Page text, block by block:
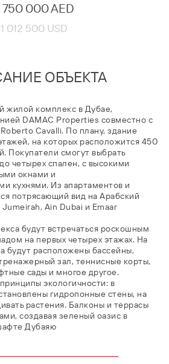
750 000 AED
1 012 500 USD
ОБЪЕКТА
жилой комплекс в Дубае,
DAMAC Properties совместно с
Cavalli. По плану, здание
на которых расположится 450
Покупатели смогут выбрать
четырех спален, с высокими
окнами и
кухнями. Из апартаментов и
потрясающий вид на Арабский
Jumeirah, Ain Dubai и Emaar
будут встречаться роскошным
на первых четырех этажах. На
будут расположены бассейны,
зал, теннисные корты,
сады и многое другое.
экологичности: в
гидропонные стены, на
растения. Балконы и террасы
создавая зеленый оазис в
Дубаяю